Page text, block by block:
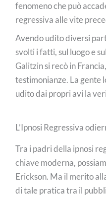
fenomeno che può
regressiva alle vite
Avendo udito diversi
svolti i fatti, sul luogo e
Galitzin si recò in
testimonianze. La gente
udito dai propri avi la
L’Ipnosi Regressiva
Tra i padri della ipnosi
chiave moderna,
Erickson. Ma il merito
di tale pratica tra il